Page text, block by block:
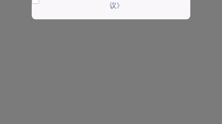
议》